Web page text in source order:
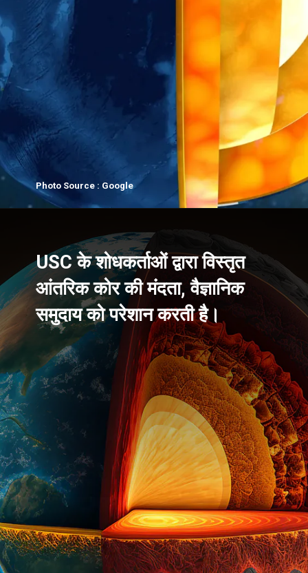
Photo Source : Google
USC के शोधकर्ताओं द्वारा विस्तृत
आंतरिक कोर की मंदता, वैज्ञानिक
समुदाय को परेशान करती है।